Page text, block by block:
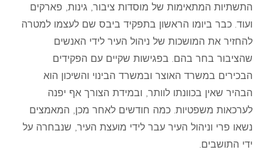
התשתיות המתאימות של מוסדות ציבור, גינות, פארקים
ועוד. כבר ביומו הראשון בתפקיד ביבס שם לעצמו למטרה
להחזיר את המושכות של ניהול העיר לידי האנשים
שהציבור בחר בהם. בפגישות שקיים עם הפקידים
הבכירים במשרד האוצר ובמשרד הבינוי והשיכון הוא
הבהיר שאין בכוונתו לוותר, ובמידת הצורך אף יפנה
לערכאות משפטיות. כמה חודשים לאחר מכן, המאמצים
נשאו פרי וניהול העיר עבר לידי מועצת העיר, שנבחרה על
ידי התושבים.